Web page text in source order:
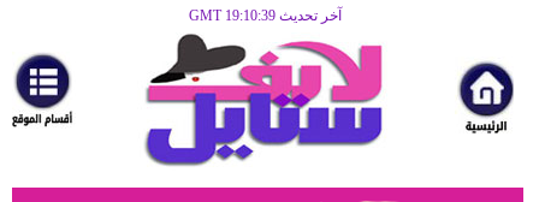
آخر تحديث GMT 19:10:39
مرأة
أزياء
أزياء